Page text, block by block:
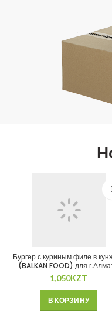
Бургер с куриным филе в
(BALKAN FOOD) для
1,050KZT
В КОРЗИНУ